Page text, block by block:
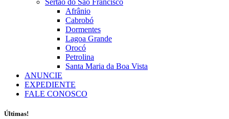
Sertão do São Francisco
Afrânio
Cabrobó
Dormentes
Lagoa Grande
Orocó
Petrolina
Santa Maria da Boa Vista
ANUNCIE
EXPEDIENTE
FALE CONOSCO
Últimas!